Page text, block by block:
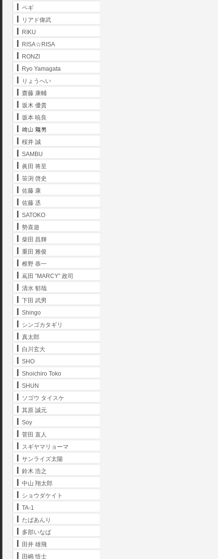
ペギ
リアド偉武
RIKU
RISA☆RISA
RONZI
Ryo Yamagata
りょうへい
齋藤 康輔
坂木 優貴
坂本 暁良
﨑山 龍男
桜井 誠
SAMBU
眞田 将至
笹渕 啓史
佐藤 康
佐藤 丞
SATOKO
勢喜遊
柴田 昌輝
重田 雅俊
椎野 恭一
嶌田 ”MARCY” 政司
清水 郁哉
下田 武男
Shingo
シンゴカタギリ
真太郎
白川玄大
SHO
Shoichiro Toko
SHUN
ソゴウ タイスケ
其原 誠元
Soy
菅田 直人
スギヤマリョーマ
サンライズ太陽
鈴木 浩之
中山 翔太郎
ショウダケイト
TA-1
たばあんり
多部いなば
田井 雄飛
田嶋 悟士